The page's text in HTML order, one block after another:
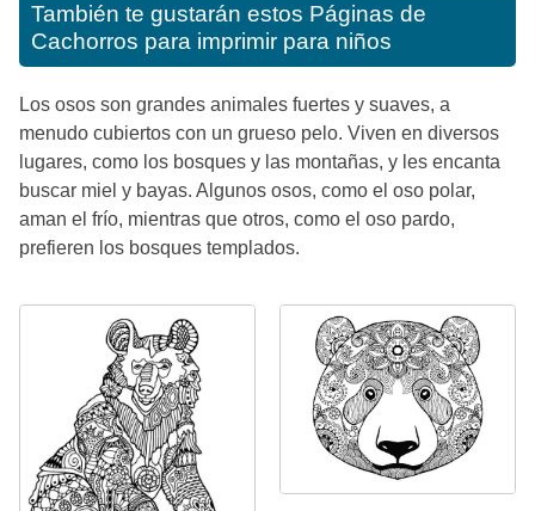
También te gustarán estos Páginas de
Cachorros para imprimir para niños
Los osos son grandes animales fuertes y suaves, a
menudo cubiertos con un grueso pelo. Viven en diversos
lugares, como los bosques y las montañas, y les encanta
buscar miel y bayas. Algunos osos, como el oso polar,
aman el frío, mientras que otros, como el oso pardo,
prefieren los bosques templados.